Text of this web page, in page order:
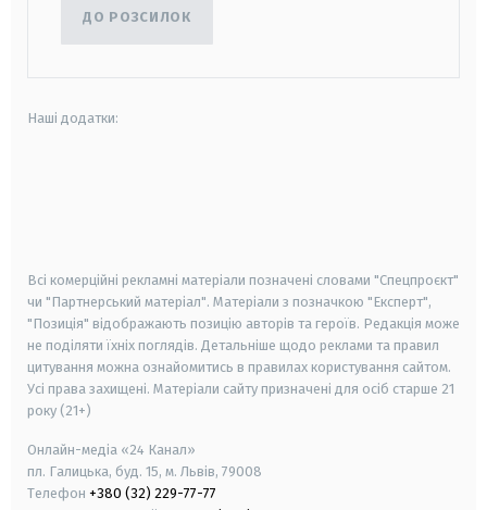
ДО РОЗСИЛОК
Наші додатки:
Всі комерційні рекламні матеріали позначені словами "Спецпроєкт"
чи "Партнерський матеріал". Матеріали з позначкою "Експерт",
"Позиція" відображають позицію авторів та героїв. Редакція може
не поділяти їхніх поглядів. Детальніше щодо реклами та правил
цитування можна ознайомитись в правилах користування сайтом.
Усі права захищені. Матеріали сайту призначені для осіб старше 21
року (21+)
Онлайн-медіа «24 Канал»
пл. Галицька, буд. 15, м. Львів, 79008
Телефон +380 (32) 229-77-77